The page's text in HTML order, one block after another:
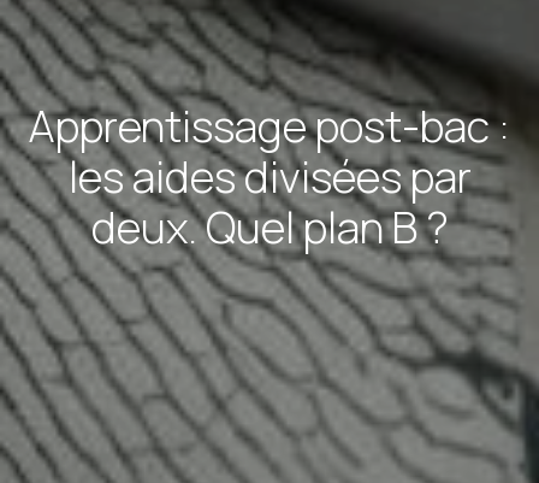
Apprentissage post-bac :
les aides divisées par
deux. Quel plan B ?